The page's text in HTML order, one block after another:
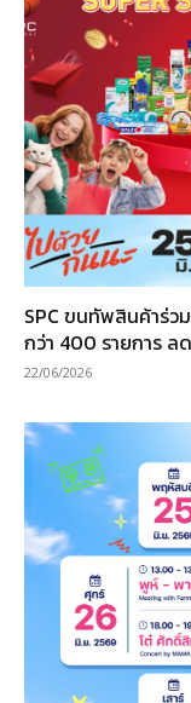
SPC ขนทัพสินค้าร่ว
กว่า 400 รายการ
22/06/2026